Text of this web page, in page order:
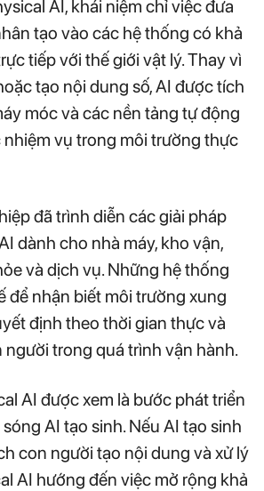
AI, khái niệm chỉ việc đưa
tạo vào các hệ thống có khả
tiếp với thế giới vật lý. Thay vì
tạo nội dung số, AI được tích
móc và các nền tảng tự động
vụ trong môi trường thực
đã trình diễn các giải pháp
dành cho nhà máy, kho vận,
và dịch vụ. Những hệ thống
để nhận biết môi trường xung
định theo thời gian thực và
trong quá trình vận hành.
AI được xem là bước phát triển
AI tạo sinh. Nếu AI tạo sinh
con người tạo nội dung và xử lý
AI hướng đến việc mở rộng khả